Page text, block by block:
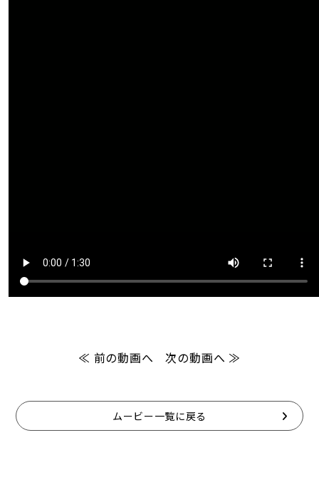
≪ 前の動画へ 次の動画へ ≫
ムービー一覧に戻る